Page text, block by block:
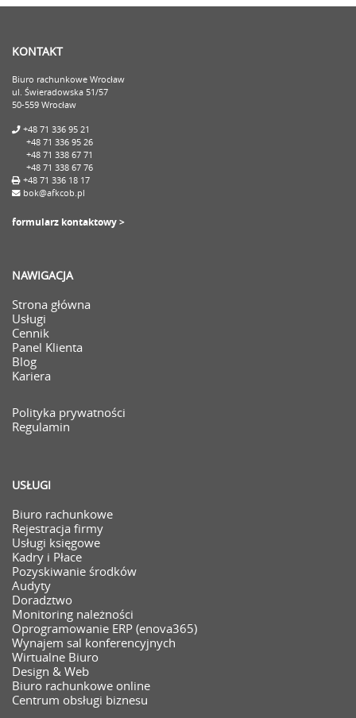
KONTAKT
Biuro rachunkowe Wrocław
ul. Świeradowska 51/57
50-559 Wrocław
+48 71 336 95 21
+48 71 336 95 26
+48 71 338 67 71
+48 71 338 67 76
+48 71 336 18 17
bok@afkcob.pl
formularz kontaktowy >
NAWIGACJA
Strona główna
Usługi
Cennik
Panel Klienta
Blog
Kariera
Polityka prywatności
Regulamin
USŁUGI
Biuro rachunkowe
Rejestracja firmy
Usługi księgowe
Kadry i Płace
Pozyskiwanie środków
Audyty
Doradztwo
Monitoring należności
Oprogramowanie ERP (enova365)
Wynajem sal konferencyjnych
Wirtualne Biuro
Design & Web
Biuro rachunkowe online
Centrum obsługi biznesu